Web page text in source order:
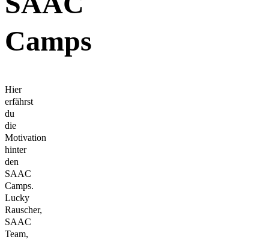
Camps
Hier
erfährst
du
die
Motivation
hinter
den
SAAC
Camps.
Lucky
Rauscher,
SAAC
Team,